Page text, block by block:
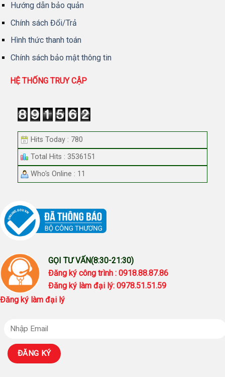
Hướng dẫn bảo quản
Chính sách Đổi/Trả
Hình thức thanh toán
Chính sách bảo mật thông tin
HỆ THỐNG TRUY CẬP
Hits Today : 780
Total Hits : 3536151
Who's Online : 11
GỌI TƯ VẤN(8:30-21:30)
Đăng ký công trình : 0918.88.87.86
Đăng ký làm đại lý: 0978.51.51.59
Đăng ký làm đại lý